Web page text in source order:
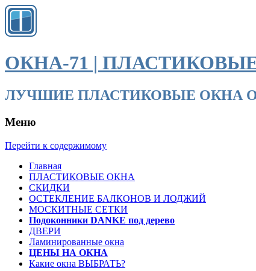
ОКНА-71 |
ЛУЧШИЕ ПЛАСТИКОВЫЕ ОКНА ОТ
Меню
Перейти к содержимому
Главная
ПЛАСТИКОВЫЕ ОКНА
СКИДКИ
ОСТЕКЛЕНИЕ БАЛКОНОВ И ЛОДЖИЙ
МОСКИТНЫЕ СЕТКИ
Подоконники DANKE под дерево
ДВЕРИ
Ламинированные окна
ЦЕНЫ НА ОКНА
Какие окна ВЫБРАТЬ?